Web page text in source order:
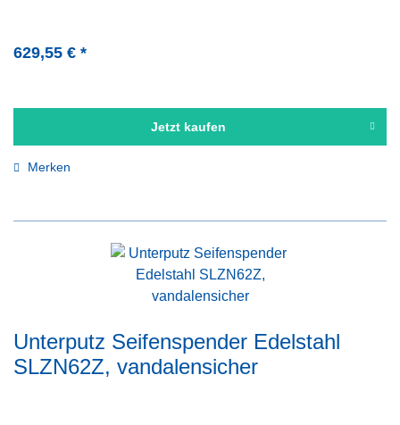
629,55 € *
Jetzt kaufen
Merken
Unterputz Seifenspender Edelstahl
SLZN62Z, vandalensicher